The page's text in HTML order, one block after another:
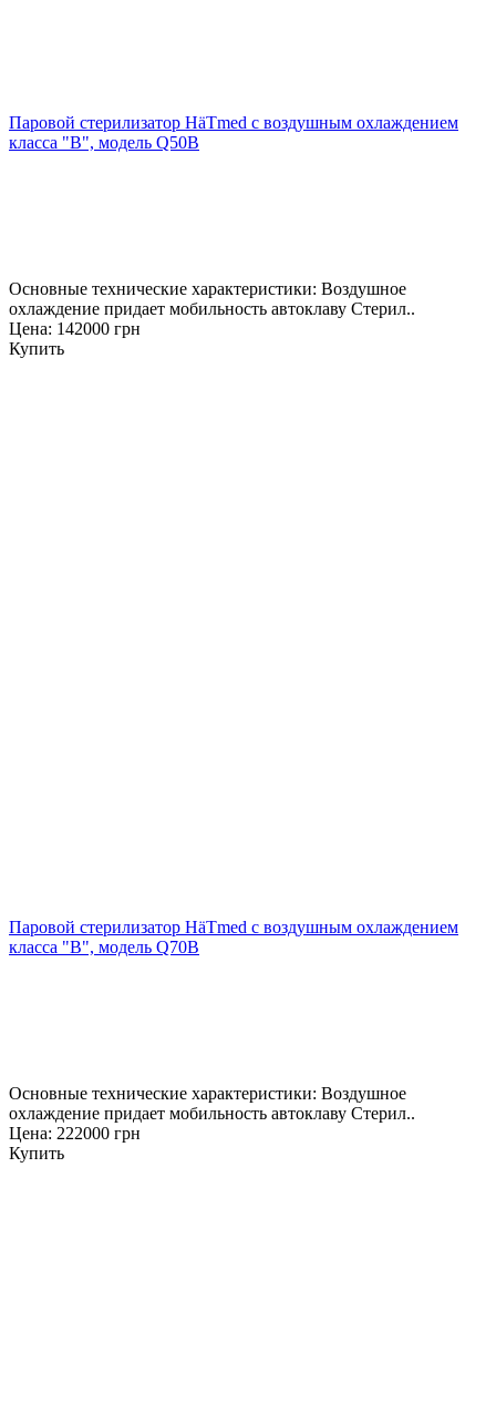
Паровой стерилизатор HäTmed с воздушным охлаждением
класса "В", модель Q50B
Основные технические характеристики: Воздушное
охлаждение придает мобильность автоклаву Стерил..
Цена: 142000 грн
Купить
Паровой стерилизатор HäTmed с воздушным охлаждением
класса "В", модель Q70B
Основные технические характеристики: Воздушное
охлаждение придает мобильность автоклаву Стерил..
Цена: 222000 грн
Купить